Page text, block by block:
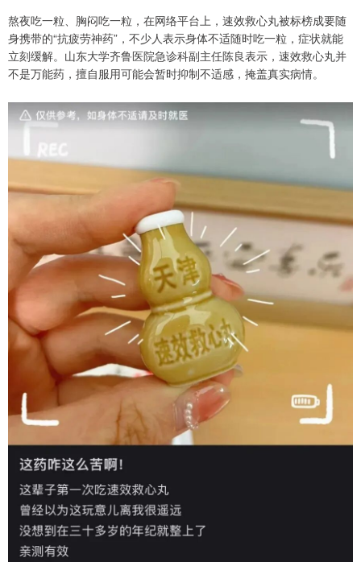
熬夜吃一粒、胸闷吃一粒，在网络平台上，速效救心丸被标榜成要随
身携带的“抗疲劳神药”，不少人表示身体不适随时吃一粒，症状就能
立刻缓解。山东大学齐鲁医院急诊科副主任陈良表示，速效救心丸并
不是万能药，擅自服用可能会暂时抑制不适感，掩盖真实病情。